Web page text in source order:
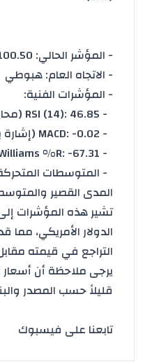
- المؤشر الحالي: 100.50
- الاتجاه العام: هبوطي
- المؤشرات الفنية:
- RSI (14): 46.85 (محايد)
- MACD: -0.02 (إشارة بيع)
- Williams %R: -67.31 (إشارة بيع)
- المتوسطات
المدى القصير
تشير هذه المؤشرات
الدولار الأمريكي،
التراجع في قيمته
يرجى ملاحظة أن
قليلاً حسب المصدر
تابعنا على فيسبوك